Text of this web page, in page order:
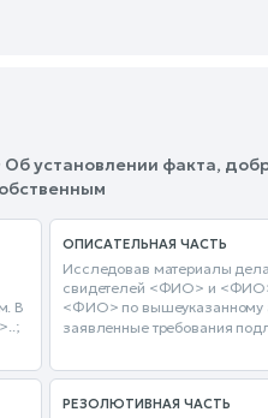
установлении факта,
В
ОПИСАТЕЛЬНАЯ ЧАСТЬ
Исследовав материалы
свидетелей <ФИО> и
<ФИО> по вышеуказанному
заявленные требования
РЕЗОЛЮТИВНАЯ ЧАСТЬ